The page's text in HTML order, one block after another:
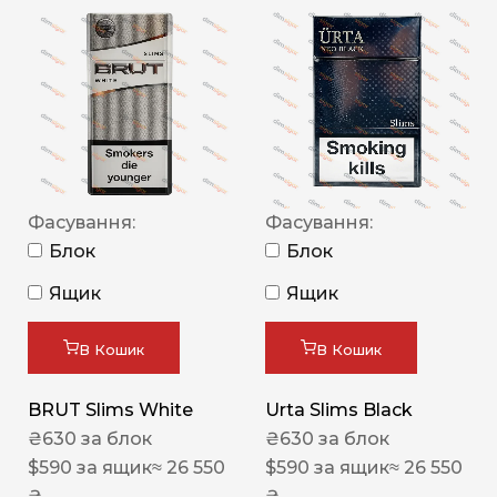
Фасування:
Блок
Ящик
В Кошик
BRUT Slims White
₴630 за блок
$590 за ящик≈ 26 550
Фасування:
Блок
Ящик
В Кошик
Urta Slims Black
₴630 за блок
$590 за ящик≈ 26 550